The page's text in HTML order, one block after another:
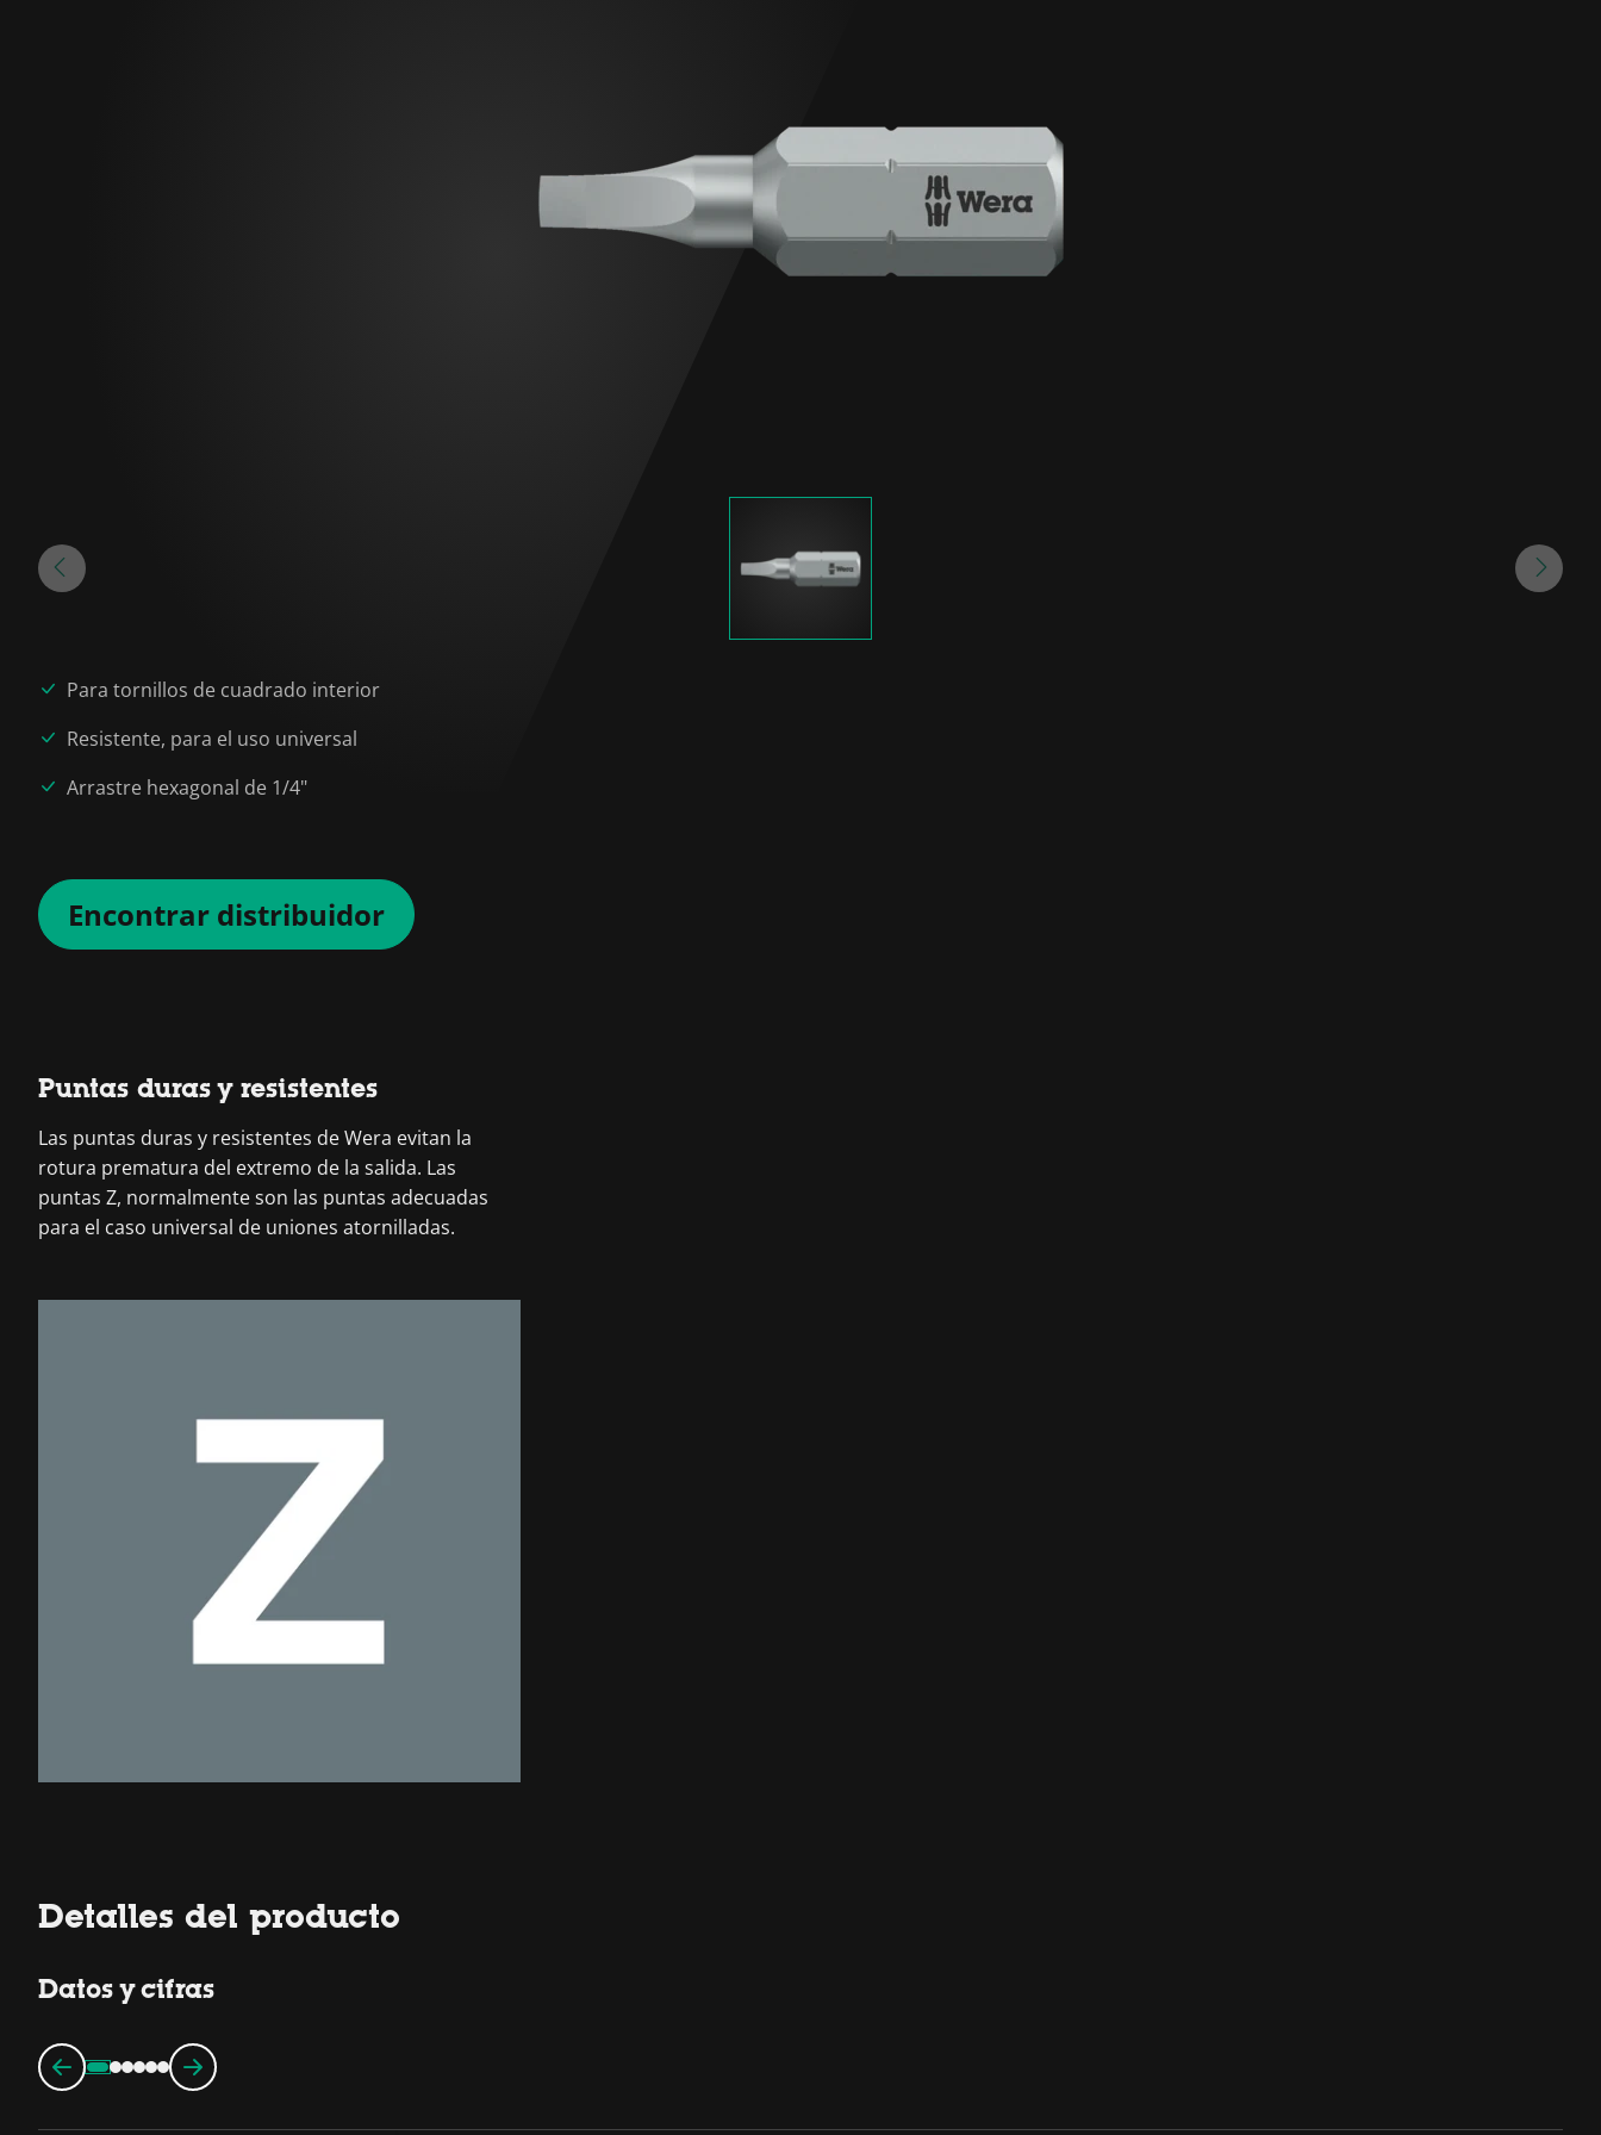
Para tornillos de cuadrado interior
Resistente, para el uso universal
Arrastre hexagonal de 1/4"
Encontrar distribuidor
Puntas duras y resistentes
Las puntas duras y resistentes de Wera evitan la
rotura prematura del extremo de la salida. Las
puntas Z, normalmente son las puntas adecuadas
para el caso universal de uniones atornilladas.
Detalles del producto
Datos y cifras